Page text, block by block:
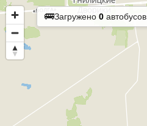
🚌Загружено 0 автобусов